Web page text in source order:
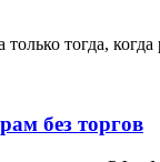
тогда,
без торгов